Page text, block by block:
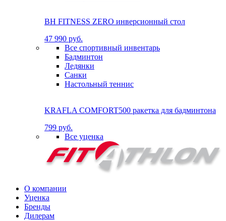
BH FITNESS ZERO инверсионный стол
47 990 руб.
Все спортивный инвентарь
Бадминтон
Ледянки
Санки
Настольный теннис
KRAFLA COMFORT500 ракетка для бадминтона
799 руб.
Все уценка
О компании
Уценка
Бренды
Дилерам